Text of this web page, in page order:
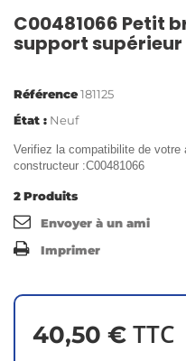
C00481066 Petit
support supérieur
Référence181125
État : Neuf
Verifiez la compatibilite de
constructeur :C00481066
2Produits
Envoyer à un ami
Imprimer
40,50 € TTC